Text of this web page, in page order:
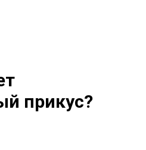
прикус?